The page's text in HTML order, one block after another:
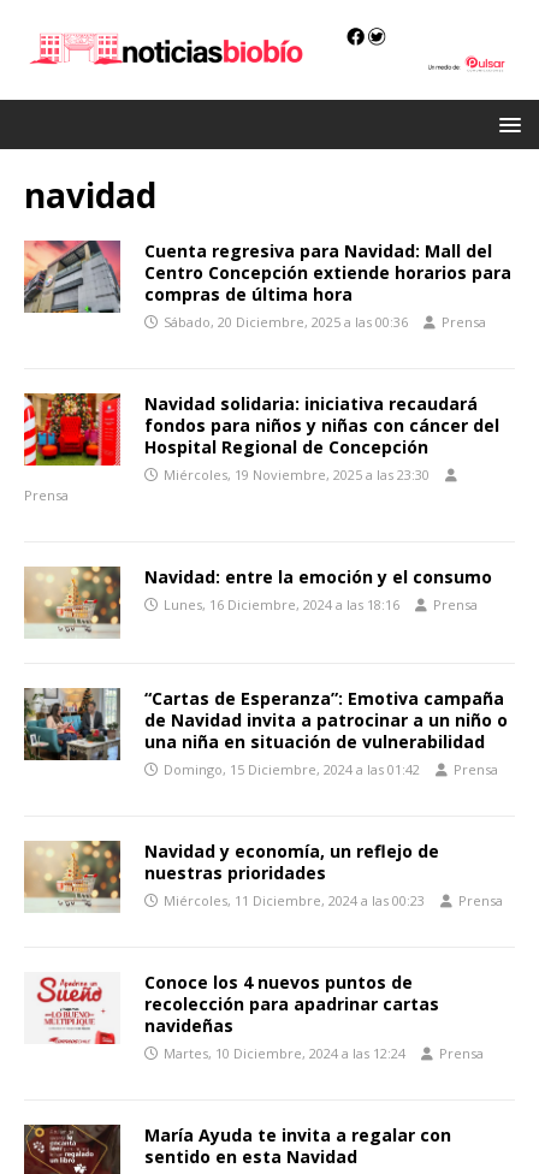
navidad
Cuenta regresiva para Navidad: Mall del
Centro Concepción extiende horarios para
compras de última hora
Sábado, 20 Diciembre, 2025 a las 00:36 Prensa
Navidad solidaria: iniciativa recaudará
fondos para niños y niñas con cáncer del
Hospital Regional de Concepción
Miércoles, 19 Noviembre, 2025 a las 23:30
Prensa
Navidad: entre la emoción y el consumo
Lunes, 16 Diciembre, 2024 a las 18:16 Prensa
“Cartas de Esperanza”: Emotiva campaña
de Navidad invita a patrocinar a un niño o
una niña en situación de vulnerabilidad
Domingo, 15 Diciembre, 2024 a las 01:42 Prensa
Navidad y economía, un reflejo de
nuestras prioridades
Miércoles, 11 Diciembre, 2024 a las 00:23 Prensa
Conoce los 4 nuevos puntos de
recolección para apadrinar cartas
navideñas
Martes, 10 Diciembre, 2024 a las 12:24 Prensa
María Ayuda te invita a regalar con
sentido en esta Navidad